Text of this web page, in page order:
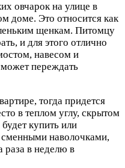
овчарок на улице в
доме. Это относится как
щенкам. Питомцу
и для этого отлично
навесом и
переждать
тогда придется
в теплом углу, скрытом
купить или
наволочками,
раза в неделю в